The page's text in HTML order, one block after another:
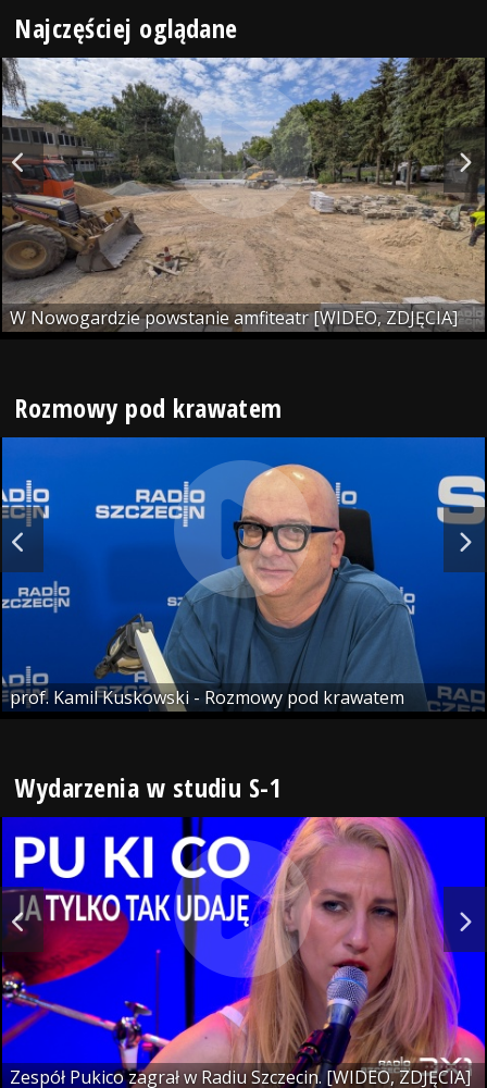
Najczęściej oglądane
W Nowogardzie powstanie amfiteatr [WIDEO, ZDJĘCIA]
Rozmowy pod krawatem
prof. Kamil Kuskowski - Rozmowy pod krawatem
Wydarzenia w studiu S-1
Zespół Pukico zagrał w Radiu Szczecin. [WIDEO, ZDJĘCIA]